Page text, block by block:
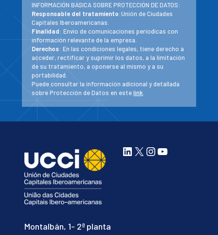
INFORMACIÓN BÁSICA SOBRE PROTECCIÓN DE DATOS:
Responsable del tratamiento:Unión de Ciudades
Capitales Iberoamericanas.
Finalidad: Envío de comunicaciones periodicas con
información relevante de la empresa.
Derechos: En las condiciones legales, tiene derecho a
acceder, rectificar y suprimir los datos, a la limitación
de su tratamiento, a oponerse al mismo y a su
portabilidad.
Puede consultar la información adicional y detallada
sobre Protección de Datos en estelink
Montalbán, 1- 2ª planta
LinkedIn
X Instagram
YouTube